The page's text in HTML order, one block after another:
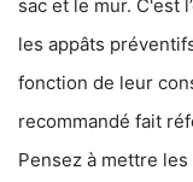
sac et le mur. C'est
les appâts
fonction de leur
recommandé fait
Pensez à mettre